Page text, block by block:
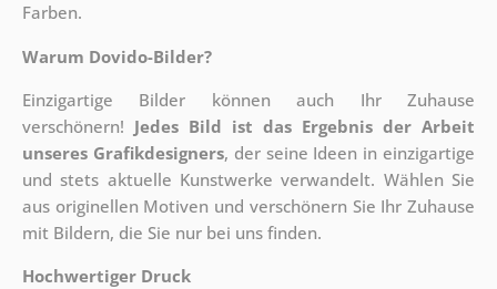
Farben.
Warum Dovido-Bilder?
Einzigartige Bilder können auch Ihr Zuhause
verschönern! Jedes Bild ist das Ergebnis der Arbeit
unseres Grafikdesigners, der seine Ideen in einzigartige
und stets aktuelle Kunstwerke verwandelt. Wählen Sie
aus originellen Motiven und verschönern Sie Ihr Zuhause
mit Bildern, die Sie nur bei uns finden.
Hochwertiger Druck